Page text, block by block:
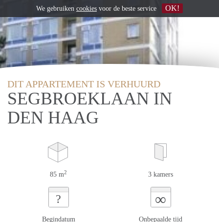
DIT APPARTEMENT IS VERHUURD
SEGBROEKLAAN IN
DEN HAAG
85 m2 3 kamers
?
Begindatum
∞
Onbepaalde tijd
We gebruiken cookies voor de beste service OK!